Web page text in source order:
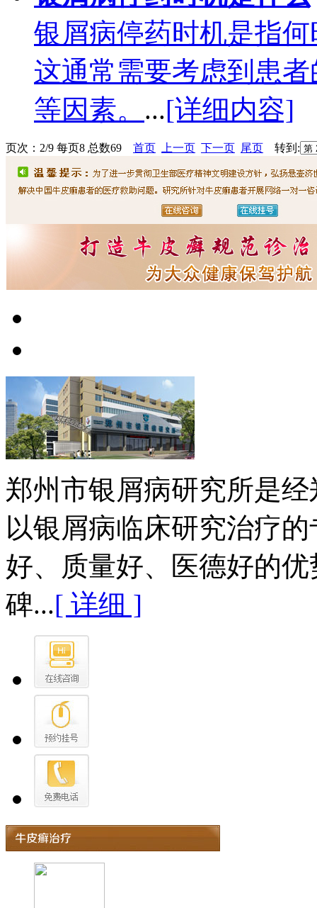
银屑病停药时机是指
这通常需要考虑到患
等因素。 ...[详细内容]
页次：2/9 每页8 总数69 首页 上一页 下一页 尾页 转到:
郑州市银屑病研究所是
以银屑病临床研究治疗
好、质量好、医德好的
碑...[ 详细 ]